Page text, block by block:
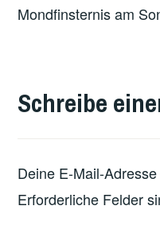
Mondfinsternis am
FEATURED
Schreibe
Deine E-Mail-
Erforderliche Felder